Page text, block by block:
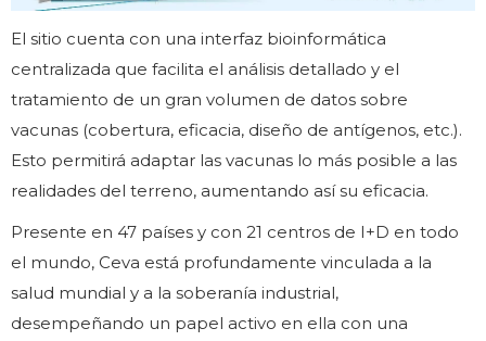
El sitio cuenta con una interfaz bioinformática
centralizada que facilita el análisis detallado y el
tratamiento de un gran volumen de datos sobre
vacunas (cobertura, eficacia, diseño de antígenos, etc.).
Esto permitirá adaptar las vacunas lo más posible a las
realidades del terreno, aumentando así su eficacia.
Presente en 47 países y con 21 centros de I+D en todo
el mundo, Ceva está profundamente vinculada a la
salud mundial y a la soberanía industrial,
desempeñando un papel activo en ella con una